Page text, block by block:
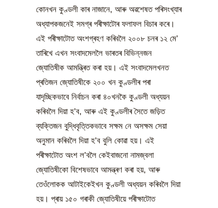
কোনখন কুণ্ডলী কাৰ নাজানে, আৰু অৱশেষত পৰিসংখ্যাৰ
অধ্যাপকজনেই সমগ্ৰ পৰীক্ষাটোৰ ফলাফল বিচাৰ কৰে।
এই পৰীক্ষাটোত অংশগ্ৰহণ কৰিবলৈ ২০০৮ চনৰ ১২ মে’
তাৰিখে এখন সংবাদমেললৈ ভাৰতৰ বিভিন্নজন
জ্যোতিষীক আমন্ত্ৰিত কৰা হয়। এই সংবাদমেলখনত
প্ৰতিজন জ্যোতিষীকে ২০০ খন কুণ্ডলীৰ পৰা
যাদৃচ্ছিকভাবে নিৰ্বাচন কৰা ৪০খনকৈ কুণ্ডলী অধ্যয়ন
কৰিবলৈ দিয়া হ’ব, আৰু এই কুণ্ডলীৰ সৈতে জড়িত
ব্যক্তিজন বুদ্ধিবৃত্তিকভাবে সক্ষম নে অসক্ষম সেয়া
অনুমান কৰিবলৈ দিয়া হ’ব বুলি কোৱা হয়। এই
পৰীক্ষাটোত অংশ ল’বলৈ কেইবাজনো নামজ্বলা
জ্যোতিষীকো বিশেষভাবে আমন্ত্ৰণ কৰা হয়, আৰু
তেওঁলোকক আটাইকেইখন কুণ্ডলী অধ্যয়ন কৰিবলৈ দিয়া
হয়। প্ৰায় ১৫০ গৰাকী জ্যোতিষীয়ে পৰীক্ষাটোত